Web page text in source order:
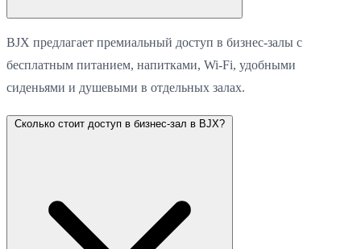
BJX предлагает премиальный доступ в бизнес-залы с
бесплатным питанием, напитками, Wi-Fi, удобными
сиденьями и душевыми в отдельных залах.
Сколько стоит доступ в бизнес-зал в BJX?